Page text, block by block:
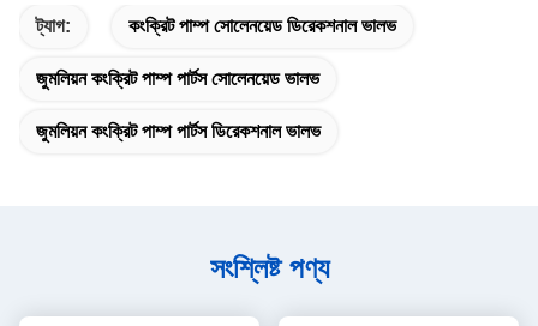
ট্যাগ: কংক্রিট পাম্প সোলেনয়েড ডিরেকশনাল ভালভ
জুমলিয়ন কংক্রিট পাম্প পার্টস সোলেনয়েড ভালভ
জুমলিয়ন কংক্রিট পাম্প পার্টস ডিরেকশনাল ভালভ
সংশ্লিষ্ট পণ্য